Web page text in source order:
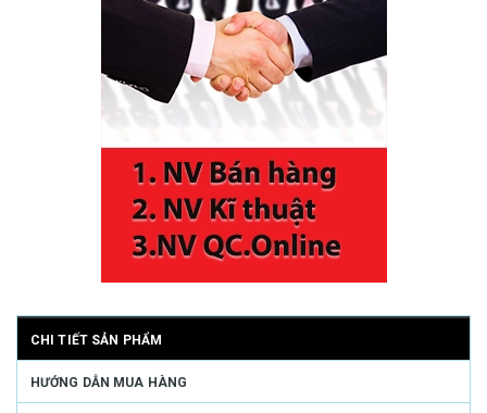
CHI TIẾT SẢN PHẨM
HƯỚNG DẪN MUA HÀNG